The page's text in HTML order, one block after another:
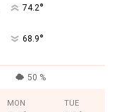
74.2°
68.9°
50 %
MON TUE